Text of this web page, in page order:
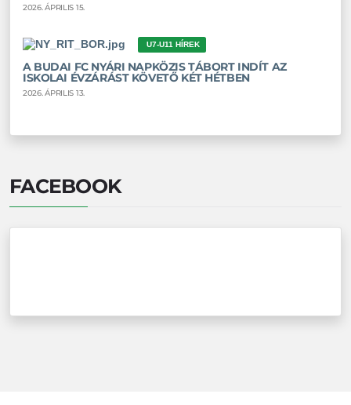
2026. ÁPRILIS 15.
U7-U11 HÍREK
A BUDAI FC NYÁRI NAPKÖZIS TÁBORT INDÍT AZ
ISKOLAI ÉVZÁRÁST KÖVETŐ KÉT HÉTBEN
2026. ÁPRILIS 13.
FACEBOOK